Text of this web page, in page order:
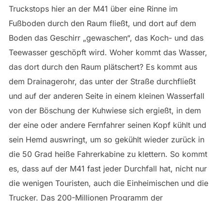
Truckstops hier an der M41 über eine Rinne im
Fußboden durch den Raum fließt, und dort auf dem
Boden das Geschirr „gewaschen“, das Koch- und das
Teewasser geschöpft wird. Woher kommt das Wasser,
das dort durch den Raum plätschert? Es kommt aus
dem Drainagerohr, das unter der Straße durchfließt
und auf der anderen Seite in einem kleinen Wasserfall
von der Böschung der Kuhwiese sich ergießt, in dem
der eine oder andere Fernfahrer seinen Kopf kühlt und
sein Hemd auswringt, um so gekühlt wieder zurück in
die 50 Grad heiße Fahrerkabine zu klettern. So kommt
es, dass auf der M41 fast jeder Durchfall hat, nicht nur
die wenigen Touristen, auch die Einheimischen und die
Trucker. Das 200-Millionen Programm der